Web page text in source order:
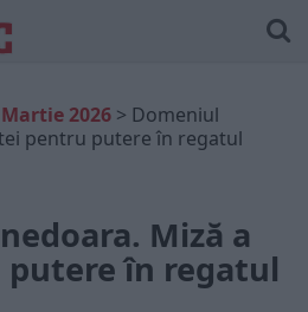
Martie 2026 > Domeniul
pentru putere în regatul
Miză a
în regatul